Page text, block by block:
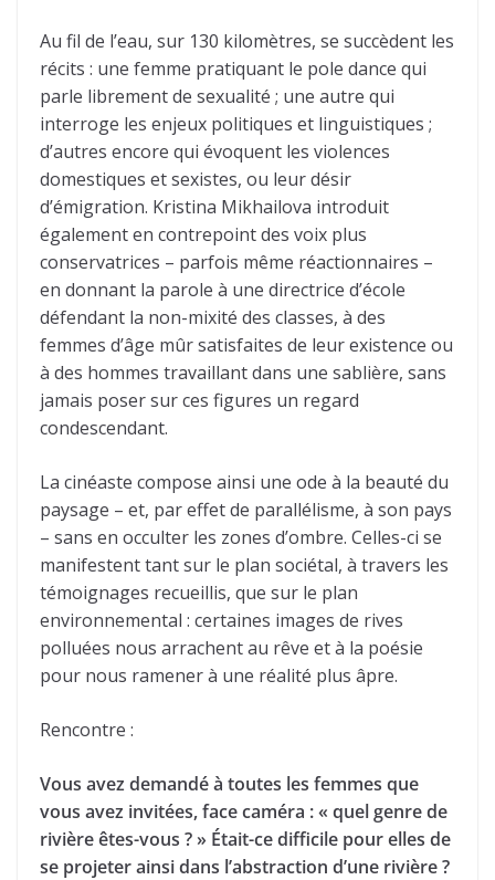
Au fil de l’eau, sur 130 kilomètres, se succèdent les
récits : une femme pratiquant le pole dance qui
parle librement de sexualité ; une autre qui
interroge les enjeux politiques et linguistiques ;
d’autres encore qui évoquent les violences
domestiques et sexistes, ou leur désir
d’émigration. Kristina Mikhailova introduit
également en contrepoint des voix plus
conservatrices – parfois même réactionnaires –
en donnant la parole à une directrice d’école
défendant la non-mixité des classes, à des
femmes d’âge mûr satisfaites de leur existence ou
à des hommes travaillant dans une sablière, sans
jamais poser sur ces figures un regard
condescendant.
La cinéaste compose ainsi une ode à la beauté du
paysage – et, par effet de parallélisme, à son pays
– sans en occulter les zones d’ombre. Celles-ci se
manifestent tant sur le plan sociétal, à travers les
témoignages recueillis, que sur le plan
environnemental : certaines images de rives
polluées nous arrachent au rêve et à la poésie
pour nous ramener à une réalité plus âpre.
Rencontre :
Vous avez demandé à toutes les femmes que
vous avez invitées, face caméra : « quel genre de
rivière êtes-vous ? » Était-ce difficile pour elles de
se projeter ainsi dans l’abstraction d’une rivière ?